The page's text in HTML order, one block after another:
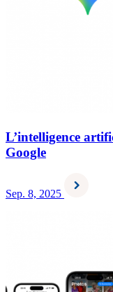
L’intelligence
Google
Sep. 8, 2025